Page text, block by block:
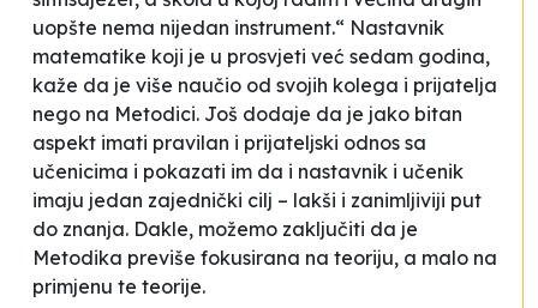
uopšte nema nijedan instrument.“ Nastavnik
matematike koji je u prosvjeti već sedam godina,
kaže da je više naučio od svojih kolega i prijatelja
nego na Metodici. Još dodaje da je jako bitan
aspekt imati pravilan i prijateljski odnos sa
učenicima i pokazati im da i nastavnik i učenik
imaju jedan zajednički cilj – lakši i zanimljiviji put
do znanja. Dakle, možemo zaključiti da je
Metodika previše fokusirana na teoriju, a malo na
primjenu te teorije.